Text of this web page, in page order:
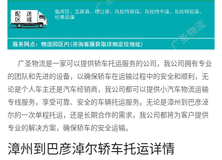
广圣物流是一家可以提供轿车托运服务的公司，我公司拥有专业
的团队和先进的设备，以确保轿车在运输过程中的安全和顺利，无
论是个人车主还是汽车经销商，我公司都可以提供小汽车物流运输
专线服务，享受可靠、安全的车辆托运服务。无论是漳州到巴彦淖
尔的一次单程托运，还是长期合作的需求，我公司都将为客户提供
专业的解决方案，确保轿车的安全运输。
漳州到巴彦淖尔轿车托运详情